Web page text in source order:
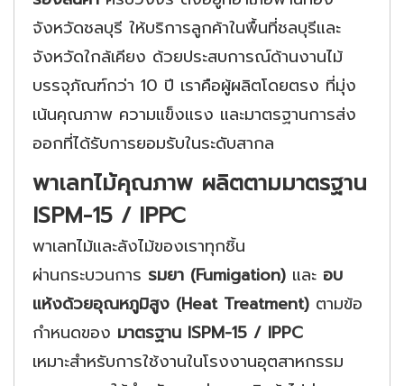
จังหวัดชลบุรี ให้บริการลูกค้าในพื้นที่ชลบุรีและ
จังหวัดใกล้เคียง ด้วยประสบการณ์ด้านงานไม้
บรรจุภัณฑ์กว่า 10 ปี เราคือผู้ผลิตโดยตรง ที่มุ่ง
เน้นคุณภาพ ความแข็งแรง และมาตรฐานการส่ง
ออกที่ได้รับการยอมรับในระดับสากล
พาเลทไม้คุณภาพ ผลิตตามมาตรฐาน
ISPM-15 / IPPC
พาเลทไม้และลังไม้ของเราทุกชิ้น
ผ่านกระบวนการ รมยา (Fumigation) และ อบ
แห้งด้วยอุณหภูมิสูง (Heat Treatment) ตามข้อ
กำหนดของ มาตรฐาน ISPM-15 / IPPC
เหมาะสำหรับการใช้งานในโรงงานอุตสาหกรรม